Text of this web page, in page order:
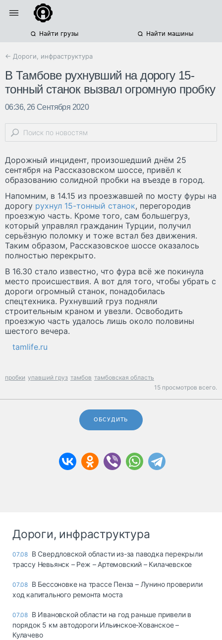
Найти грузы Найти машины
← Дороги, инфраструктура
В Тамбове рухнувший на дорогу 15-
тонный станок вызвал огромную пробку
06:36, 26 Сентября 2020
Дорожный инцидент, произошедший днём 25
сентября на Рассказовском шоссе, привёл к
образованию солидной пробки на въезде в город.
Напомним, в 14.15 из проезжавшей по мосту фуры на
дорогу рухнул 15-тонный станок, перегородив
проезжую часть. Кроме того, сам большегруз,
который управлял гражданин Турции, получил
серьёзную поломку и тоже встал без движения.
Таким образом, Рассказовское шоссе оказалось
полностью перекрыто.
В 16.30 стало известно, что фура всё же покинула
место происшествия. А вот для того, чтобы убрать с
дороги огромный станок, понадобилась
спецтехника. Рухнувший груз подняли
строительным краном и увезли. Освободить
проезжую часть удалось лишь около половины
шестого вечера.
tamlife.ru
пробки упавший груз тамбов тамбовская область
15 просмотров всего.
ОБСУДИТЬ
Дороги, инфраструктура
07.08 В Свердловской области из-за паводка перекрыли
трассу Невьянск – Реж – Артемовский – Килачевское
07.08 В Бессоновке на трассе Пенза – Лунино проверили
ход капитального ремонта моста
07.08 В Ивановской области на год раньше привели в
порядок 5 км автодороги Ильинское-Хованское –
Кулачево